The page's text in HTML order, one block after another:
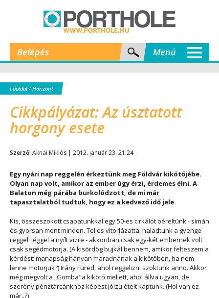
Belépés Menü
Főoldal/Horizont
Cikkpályázat: Az úsztatott
horgony esete
Szerző: Aknai Miklós | 2012. január 23. 21:24
Egy nyári nap reggelén érkeztünk meg Földvár kikötőjébe.
Olyan nap volt, amikor az ember úgy érzi, érdemes élni. A
Balaton még párába burkolódzott, de mi már
tapasztalatból tudtuk, hogy ez a kedvező idő jele.
Kis, összeszokott csapatunkkal egy 50-es cirkálót béreltünk - simán
és gyorsan ment minden. Teljes vitorlázattal haladtunk a gyenge
reggeli léggel a nyílt vízre - akkoriban csak egy-két embernek volt
csak segédmotorja. (A kisördög bujkál bennem, amikor felteszem a
kérdést: manapság hányan maradnának a kikötőben, ha nem
lenne motorjuk?)Irány Füred, ahol reggelizni szoktunk anno. Akkor
még megvolt a „Gomba"a kikötő mellett, ahol állva ugyan, de
szerény pénztárcánkhoz képest jóízű ételt kaptunk. (Hol van ez
már..?)